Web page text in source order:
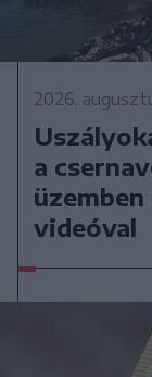
2026.
a
videóval